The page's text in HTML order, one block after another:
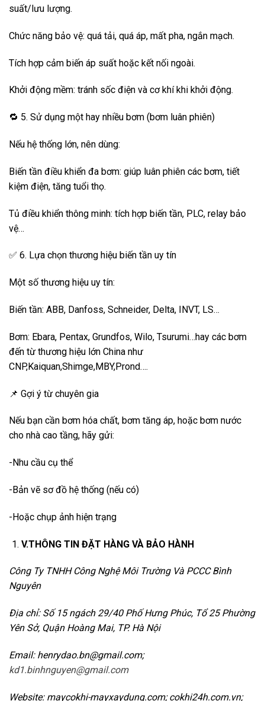
suất/lưu lượng.
Chức năng bảo vệ: quá tải, quá áp, mất pha, ngắn mạch.
Tích hợp cảm biến áp suất hoặc kết nối ngoài.
Khởi động mềm: tránh sốc điện và cơ khí khi khởi động.
🔁 5. Sử dụng một hay nhiều bơm (bơm luân phiên)
Nếu hệ thống lớn, nên dùng:
Biến tần điều khiển đa bơm: giúp luân phiên các bơm, tiết
kiệm điện, tăng tuổi thọ.
Tủ điều khiển thông minh: tích hợp biến tần, PLC, relay bảo
vệ…
✅ 6. Lựa chọn thương hiệu biến tần uy tín
Một số thương hiệu uy tín:
Biến tần: ABB, Danfoss, Schneider, Delta, INVT, LS…
Bơm: Ebara, Pentax, Grundfos, Wilo, Tsurumi…hay các bơm
đến từ thương hiệu lớn China như
CNP,Kaiquan,Shimge,MBY,Prond….
📌 Gợi ý từ chuyên gia
Nếu bạn cần bơm hóa chất, bơm tăng áp, hoặc bơm nước
cho nhà cao tầng, hãy gửi:
-Nhu cầu cụ thể
-Bản vẽ sơ đồ hệ thống (nếu có)
-Hoặc chụp ảnh hiện trạng
V.THÔNG TIN ĐẶT HÀNG VÀ BẢO HÀNH
Công Ty TNHH Công Nghệ Môi Trường Và PCCC Bình
Nguyên
Địa chỉ: Số 15 ngách 29/40 Phố Hưng Phúc, Tổ 25 Phường
Yên Sở, Quận Hoàng Mai, TP. Hà Nội
Email: henrydao.bn@gmail.com;
kd1.binhnguyen@gmail.com
Website: maycokhi-mayxaydung.com; cokhi24h.com.vn;